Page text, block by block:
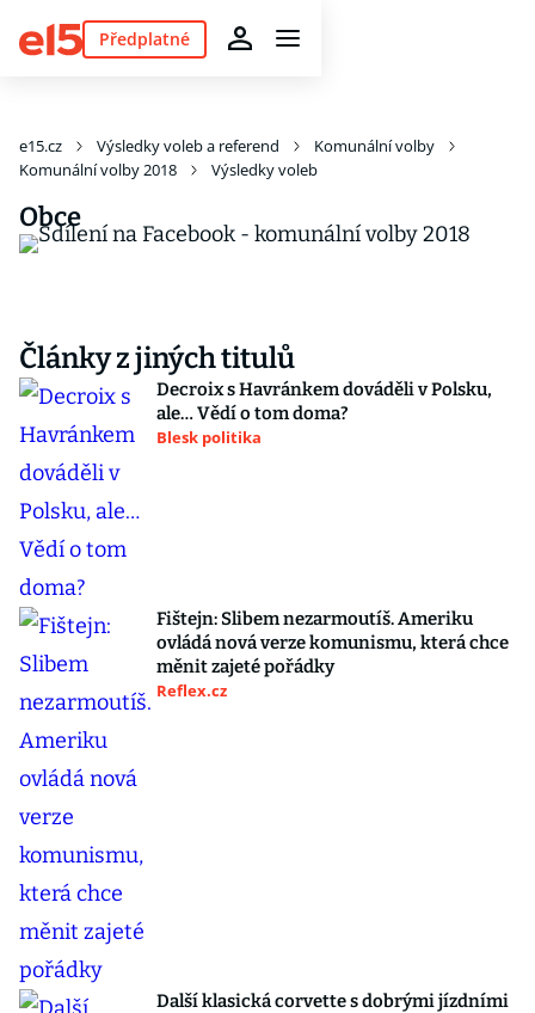
Předplatné
e15.cz Výsledky voleb a referend
Komunální volby
Komunální volby 2018
Výsledky voleb
Obce
Články z jiných titulů
Decroix s Havránkem dováděli v Polsku,
ale… Vědí o tom doma?
Blesk politika
Fištejn: Slibem nezarmoutíš. Ameriku
ovládá nová verze komunismu, která chce
měnit zajeté pořádky
Reflex.cz
Další klasická corvette s dobrými jízdními